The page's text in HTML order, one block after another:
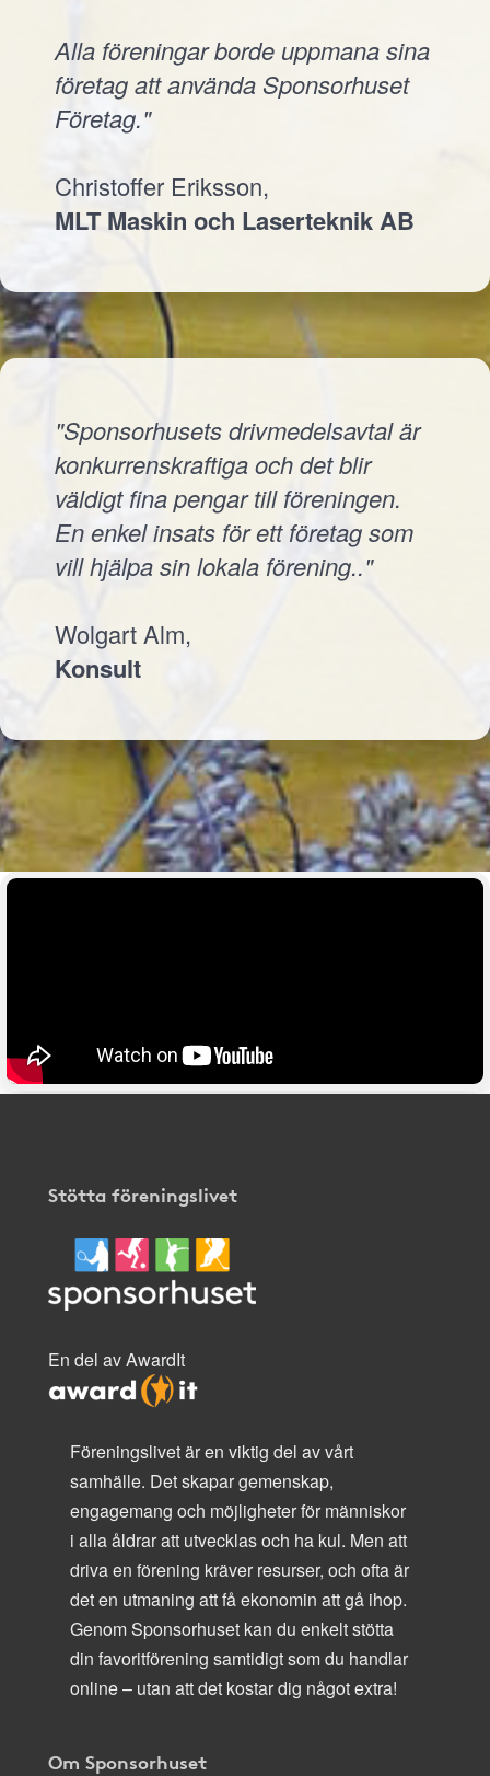
Alla föreningar borde uppmana sina
företag att använda Sponsorhuset
Företag."
Christoffer Eriksson,
MLT Maskin och Laserteknik AB
"Sponsorhusets drivmedelsavtal är
konkurrenskraftiga och det blir
väldigt fina pengar till föreningen.
En enkel insats för ett företag som
vill hjälpa sin lokala förening.."
Wolgart Alm,
Konsult
Stötta föreningslivet
En del av AwardIt
Föreningslivet är en viktig del av vårt
samhälle. Det skapar gemenskap,
engagemang och möjligheter för människor
i alla åldrar att utvecklas och ha kul. Men att
driva en förening kräver resurser, och ofta är
det en utmaning att få ekonomin att gå ihop.
Genom Sponsorhuset kan du enkelt stötta
din favoritförening samtidigt som du handlar
online – utan att det kostar dig något extra!
Om Sponsorhuset